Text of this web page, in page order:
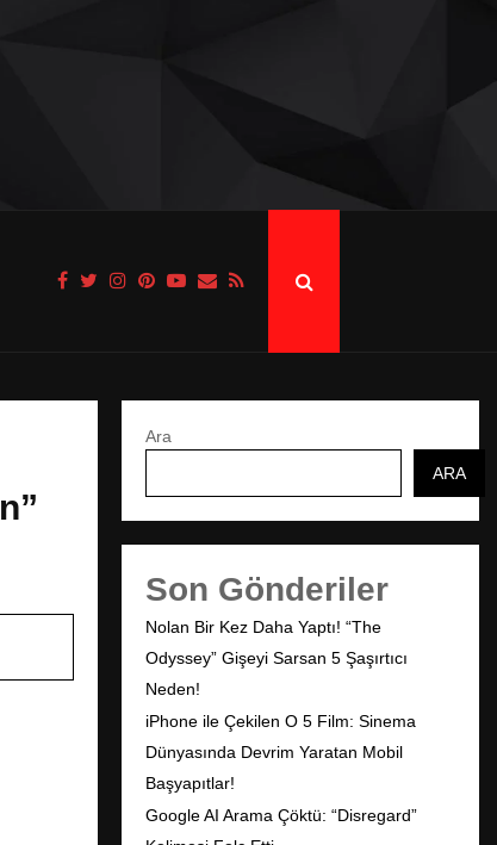
Ara
ARA
Son Gönderiler
Nolan Bir Kez Daha Yaptı! “The
Odyssey” Gişeyi Sarsan 5 Şaşırtıcı
Neden!
iPhone ile Çekilen O 5 Film: Sinema
Dünyasında Devrim Yaratan Mobil
Başyapıtlar!
Google AI Arama Çöktü: “Disregard”